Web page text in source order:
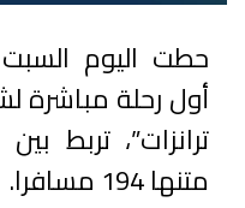
حطت اليوم السبت
أول رحلة مباشرة
ترانزات”، تربط
متنها 194 مسافرا.